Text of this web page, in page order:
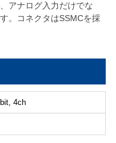
アナログ入力だけでな
。コネクタはSSMCを採
4ch